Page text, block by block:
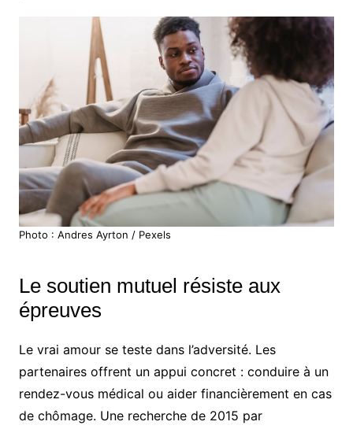
Photo : Andres Ayrton / Pexels
Le soutien mutuel résiste aux
épreuves
Le vrai amour se teste dans l’adversité. Les
partenaires offrent un appui concret : conduire à un
rendez-vous médical ou aider financièrement en cas
de chômage. Une recherche de 2015 par